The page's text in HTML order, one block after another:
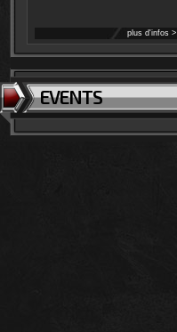
plus d'infos >
EVENTS